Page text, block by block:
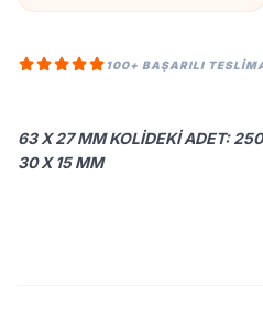
100+ BAŞARILI
63 X 27 MM KOLIDEKI ADET:
30 X 15 MM